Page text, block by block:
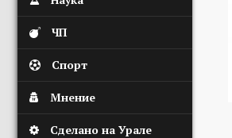
ЧП
Спорт
Мнение
Сделано на Урале